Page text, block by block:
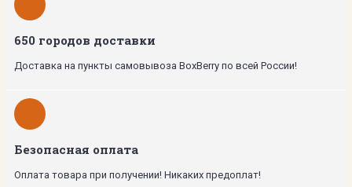
650 городов доставки
Доставка на пункты самовывоза BoxBerry по всей России!
Безопасная оплата
Оплата товара при получении! Никаких предоплат!